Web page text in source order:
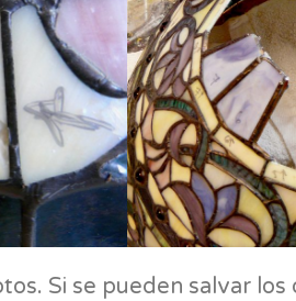
Si se pueden salvar los